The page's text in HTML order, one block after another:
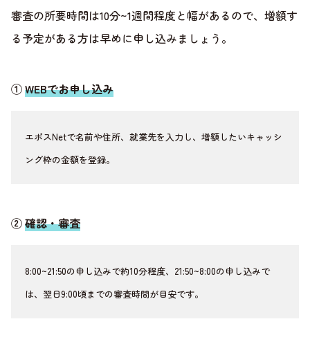
審査の所要時間は10分~1週間程度と幅があるので、増額す
る予定がある方は早めに申し込みましょう。
①WEBでお申し込み
エポスNetで名前や住所、就業先を入力し、増額したいキャッシ
ング枠の金額を登録。
②確認・審査
8:00~21:50の申し込みで約10分程度、21:50~8:00の申し込みで
は、翌日9:00頃までの審査時間が目安です。